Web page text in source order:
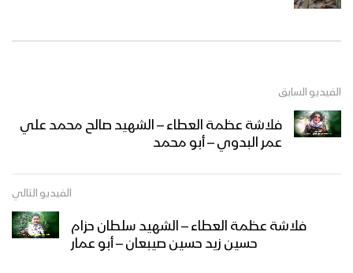
الفيديو السابق
فلاشة عظمة العطاء – الشهيد صالح محمد علي
عمر البدوي – أبو محمد
الفيديو التالي
فلاشة عظمة العطاء – الشهيد سلطان حزام
حسين زيد حسين صيبعان – أبو عمار